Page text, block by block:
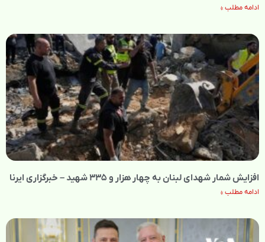
ادامه مطلب »
افزایش شمار شهدای لبنان به چهار هزار و ۳۳۵ شهید – خبرگزاری ایرنا
ادامه مطلب »